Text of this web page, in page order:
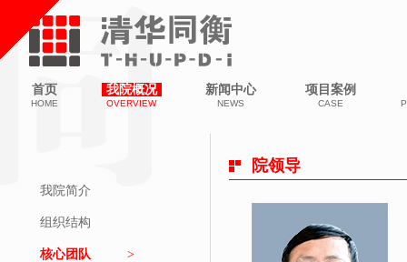
首页
HOME
我院概况
OVERVIEW
新闻中心
NEWS
项目案例
CASE
我院简介
组织结构
核心团队
院领导